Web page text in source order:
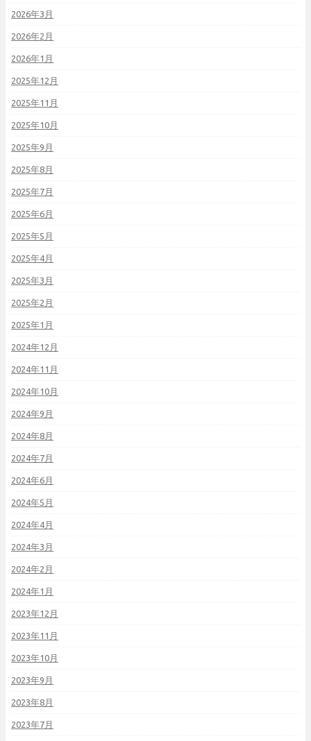
2026年3月
2026年2月
2026年1月
2025年12月
2025年11月
2025年10月
2025年9月
2025年8月
2025年7月
2025年6月
2025年5月
2025年4月
2025年3月
2025年2月
2025年1月
2024年12月
2024年11月
2024年10月
2024年9月
2024年8月
2024年7月
2024年6月
2024年5月
2024年4月
2024年3月
2024年2月
2024年1月
2023年12月
2023年11月
2023年10月
2023年9月
2023年8月
2023年7月